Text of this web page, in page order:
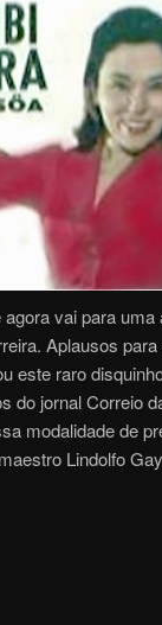
vai para
Aplausos
este raro
do jornal Correio
modalidade de
Lindolfo